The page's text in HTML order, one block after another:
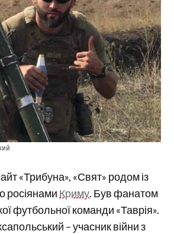
«Трибуна», «Свят» родом із
росіянами Криму. Був фанатом
футбольної команди «Таврія».
– учасник війни з